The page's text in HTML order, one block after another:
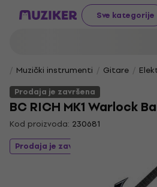
Sve kategorije
Muzički instrumenti Gitare
Prodaja je završena
BC RICH MK1 Warlock
Kod proizvoda: 230681
Prodaja je završena